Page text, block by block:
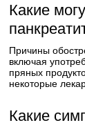
Какие
Причины
включая
пряных
некоторые
Какие